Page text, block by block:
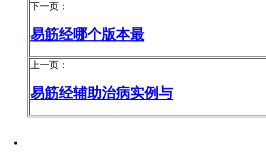
下一页：
易筋经哪个版本最
上一页：
易筋经辅助治病实例与